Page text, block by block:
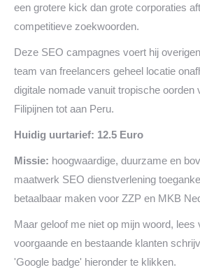
een grotere kick dan grote corporaties
competitieve zoekwoorden.
Deze SEO campagnes voert hij
team van freelancers geheel locatie
digitale nomade vanuit tropische oorden
Filipijnen tot aan Peru.
Huidig uurtarief: 12.5 Euro
Missie: hoogwaardige, duurzame en
maatwerk SEO dienstverlening
betaalbaar maken voor ZZP en MKB
Maar geloof me niet op mijn woord, lees
voorgaande en bestaande klanten
'Google badge' hieronder te klikken.